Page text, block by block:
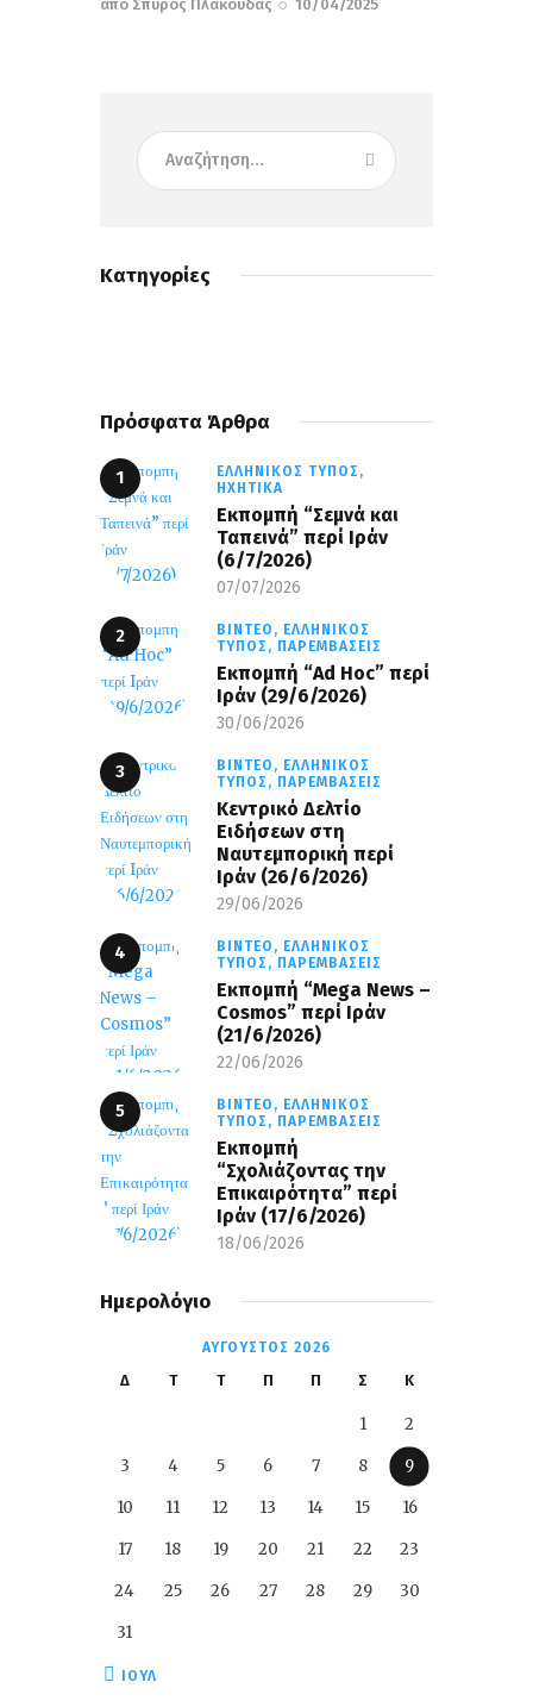
από Σπύρος Πλακούδας 10/04/2025
Κατηγορίες
Πρόσφατα Άρθρα
ΕΛΛΗΝΙΚΌΣ ΤΎΠΟΣ,
ΗΧΗΤΙΚΆ
Εκπομπή “Σεμνά και
Ταπεινά” περί Ιράν
(6/7/2026)
07/07/2026
ΒΊΝΤΕΟ, ΕΛΛΗΝΙΚΌΣ
ΤΎΠΟΣ, ΠΑΡΕΜΒΆΣΕΙΣ
Εκπομπή “Ad Hoc” περί
Iράν (29/6/2026)
30/06/2026
ΒΊΝΤΕΟ, ΕΛΛΗΝΙΚΌΣ
ΤΎΠΟΣ, ΠΑΡΕΜΒΆΣΕΙΣ
Κεντρικό Δελτίο
Ειδήσεων στη
Ναυτεμπορική περί
Iράν (26/6/2026)
29/06/2026
ΒΊΝΤΕΟ, ΕΛΛΗΝΙΚΌΣ
ΤΎΠΟΣ, ΠΑΡΕΜΒΆΣΕΙΣ
Eκπομπή “Mega News –
Cosmos” περί Ιράν
(21/6/2026)
22/06/2026
ΒΊΝΤΕΟ, ΕΛΛΗΝΙΚΌΣ
ΤΎΠΟΣ, ΠΑΡΕΜΒΆΣΕΙΣ
Εκπομπή
“Σχολιάζοντας την
Επικαιρότητα” περί
Ιράν (17/6/2026)
18/06/2026
Ημερολόγιο
ΑΎΓΟΥΣΤΟΣ 2026
Δ Τ Τ Π Π Σ Κ
1 2
3 4 5 6 7 8 9
10 11 12 13 14 15 16
17 18 19 20 21 22 23
24 25 26 27 28 29 30
31
« ΙΟΎΛ